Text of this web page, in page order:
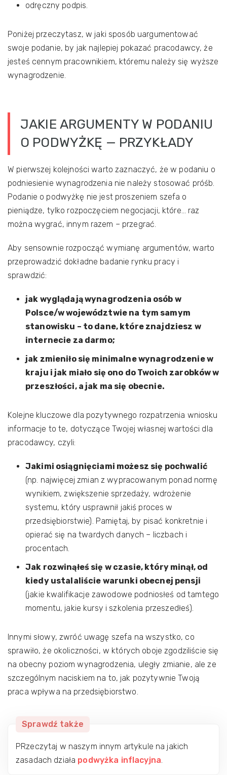
odręczny podpis.
Poniżej przeczytasz, w jaki sposób uargumentować
swoje podanie, by jak najlepiej pokazać pracodawcy, że
jesteś cennym pracownikiem, któremu należy się wyższe
wynagrodzenie.
JAKIE ARGUMENTY W PODANIU
O PODWYŻKĘ — PRZYKŁADY
W pierwszej kolejności warto zaznaczyć, że w podaniu o
podniesienie wynagrodzenia nie należy stosować próśb.
Podanie o podwyżkę nie jest proszeniem szefa o
pieniądze, tylko rozpoczęciem negocjacji, które… raz
można wygrać, innym razem – przegrać.
Aby sensownie rozpocząć wymianę argumentów, warto
przeprowadzić dokładne badanie rynku pracy i
sprawdzić:
jak wyglądają wynagrodzenia osób w
Polsce/w województwie na tym samym
stanowisku – to dane, które znajdziesz w
internecie za darmo;
jak zmieniło się minimalne wynagrodzenie w
kraju i jak miało się ono do Twoich zarobków w
przeszłości, a jak ma się obecnie.
Kolejne kluczowe dla pozytywnego rozpatrzenia wniosku
informacje to te, dotyczące Twojej własnej wartości dla
pracodawcy, czyli:
Jakimi osiągnięciami możesz się pochwalić
(np. najwięcej zmian z wypracowanym ponad normę
wynikiem, zwiększenie sprzedaży, wdrożenie
systemu, który usprawnił jakiś proces w
przedsiębiorstwie). Pamiętaj, by pisać konkretnie i
opierać się na twardych danych – liczbach i
procentach.
Jak rozwinąłeś się w czasie, który minął, od
kiedy ustalaliście warunki obecnej pensji
(jakie kwalifikacje zawodowe podniosłeś od tamtego
momentu, jakie kursy i szkolenia przeszedłeś).
Innymi słowy, zwróć uwagę szefa na wszystko, co
sprawiło, że okoliczności, w których oboje zgodziliście się
na obecny poziom wynagrodzenia, uległy zmianie, ale ze
szczególnym naciskiem na to, jak pozytywnie Twoją
praca wpływa na przedsiębiorstwo.
Sprawdź także
PRzeczytaj w naszym innym artykule na jakich
zasadach działa podwyżka inflacyjna.